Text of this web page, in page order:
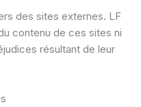
des sites externes. LF
contenu de ces sites ni
résultant de leur